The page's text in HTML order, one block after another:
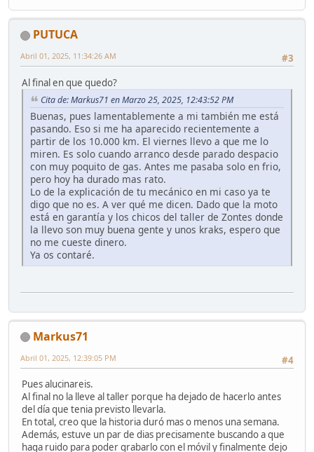
PUTUCA
#3
Abril 01, 2025, 11:34:26 AM
Al final en que quedo?
Cita de: Markus71 en Marzo 25, 2025, 12:43:52 PM
Buenas, pues lamentablemente a mi también me está
pasando. Eso si me ha aparecido recientemente a
partir de los 10.000 km. El viernes llevo a que me lo
miren. Es solo cuando arranco desde parado despacio
con muy poquito de gas. Antes me pasaba solo en frio,
pero hoy ha durado mas rato.
Lo de la explicación de tu mecánico en mi caso ya te
digo que no es. A ver qué me dicen. Dado que la moto
está en garantía y los chicos del taller de Zontes donde
la llevo son muy buena gente y unos kraks, espero que
no me cueste dinero.
Ya os contaré.
Markus71
#4
Abril 01, 2025, 12:39:05 PM
Pues alucinareis.
Al final no la lleve al taller porque ha dejado de hacerlo antes
del día que tenia previsto llevarla.
En total, creo que la historia duró mas o menos una semana.
Además, estuve un par de dias precisamente buscando a que
haga ruido para poder grabarlo con el móvil y finalmente dejo